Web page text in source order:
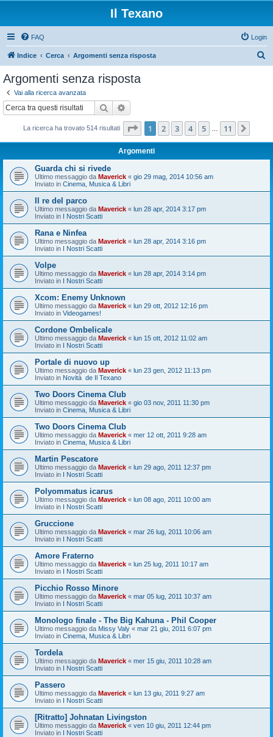
Il Texano
FAQ Login
Indice Cerca Argomenti senza risposta
Argomenti senza risposta
Vai alla ricerca avanzata
Cerca
La ricerca ha trovato 514 risultati Pagina di 11
1 2 3 4 5 11
Argomenti
Guarda chi si rivede
Ultimo messaggio da Maverick « gio 29 mag, 2014 10:56 am
Inviato in Cinema, Musica & Libri
Il re del parco
Ultimo messaggio da Maverick « lun 28 apr, 2014 3:17 pm
Inviato in I Nostri Scatti
Rana e Ninfea
Ultimo messaggio da Maverick « lun 28 apr, 2014 3:16 pm
Inviato in I Nostri Scatti
Volpe
Ultimo messaggio da Maverick « lun 28 apr, 2014 3:14 pm
Inviato in I Nostri Scatti
Xcom: Enemy Unknown
Ultimo messaggio da Maverick « lun 29 ott, 2012 12:16 pm
Inviato in Videogames!
Cordone Ombelicale
Ultimo messaggio da Maverick « lun 15 ott, 2012 11:02 am
Inviato in I Nostri Scatti
Portale di nuovo up
Ultimo messaggio da Maverick « lun 23 gen, 2012 11:13 pm
Inviato in Novità de Il Texano
Two Doors Cinema Club
Ultimo messaggio da Maverick « gio 03 nov, 2011 11:30 pm
Inviato in Cinema, Musica & Libri
Two Doors Cinema Club
Ultimo messaggio da Maverick « mer 12 ott, 2011 9:28 am
Inviato in Cinema, Musica & Libri
Martin Pescatore
Ultimo messaggio da Maverick « lun 29 ago, 2011 12:37 pm
Inviato in I Nostri Scatti
Polyommatus icarus
Ultimo messaggio da Maverick « lun 08 ago, 2011 10:00 am
Inviato in I Nostri Scatti
Gruccione
Ultimo messaggio da Maverick « mar 26 lug, 2011 10:06 am
Inviato in I Nostri Scatti
Amore Fraterno
Ultimo messaggio da Maverick « lun 25 lug, 2011 10:17 am
Inviato in I Nostri Scatti
Picchio Rosso Minore
Ultimo messaggio da Maverick « mar 05 lug, 2011 10:37 am
Inviato in I Nostri Scatti
Monologo finale - The Big Kahuna - Phil Cooper
Ultimo messaggio da Missy Valy « mar 21 giu, 2011 6:07 pm
Inviato in Cinema, Musica & Libri
Tordela
Ultimo messaggio da Maverick « mer 15 giu, 2011 10:28 am
Inviato in I Nostri Scatti
Passero
Ultimo messaggio da Maverick « lun 13 giu, 2011 9:27 am
Inviato in I Nostri Scatti
[Ritratto] Johnatan Livingston
Ultimo messaggio da Maverick « ven 10 giu, 2011 12:44 pm
Inviato in I Nostri Scatti